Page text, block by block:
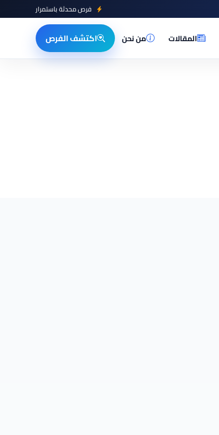
فرص محدثة باستمرار
المقالات من نحن اكتشف الفرص